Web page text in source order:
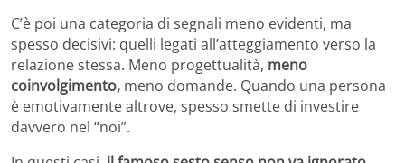
C’è poi una categoria di segnali meno evidenti, ma
spesso decisivi: quelli legati all’atteggiamento verso la
relazione stessa. Meno progettualità, meno
coinvolgimento, meno domande. Quando una persona
è emotivamente altrove, spesso smette di investire
davvero nel “noi”.